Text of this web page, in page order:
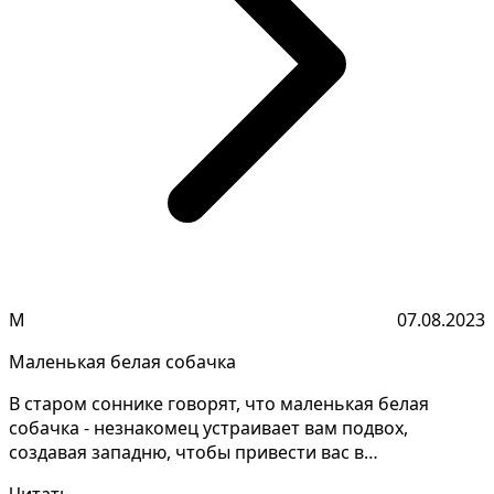
М
07.08.2023
Маленькая белая собачка
В старом соннике говорят, что маленькая белая
собачка - незнакомец устраивает вам подвох,
создавая западню, чтобы привести вас в